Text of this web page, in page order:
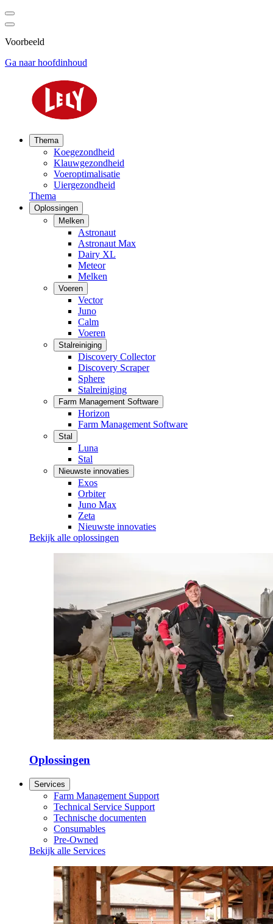
Voorbeeld
Ga naar hoofdinhoud
Thema
Koegezondheid
Klauwgezondheid
Voeroptimalisatie
Uiergezondheid
Thema
Oplossingen
Melken
Astronaut
Astronaut Max
Dairy XL
Meteor
Melken
Voeren
Vector
Juno
Calm
Voeren
Stalreiniging
Discovery Collector
Discovery Scraper
Sphere
Stalreiniging
Farm Management Software
Horizon
Farm Management Software
Stal
Luna
Stal
Nieuwste innovaties
Exos
Orbiter
Juno Max
Zeta
Nieuwste innovaties
Bekijk alle oplossingen
Oplossingen
Services
Farm Management Support
Technical Service Support
Technische documenten
Consumables
Pre-Owned
Bekijk alle Services